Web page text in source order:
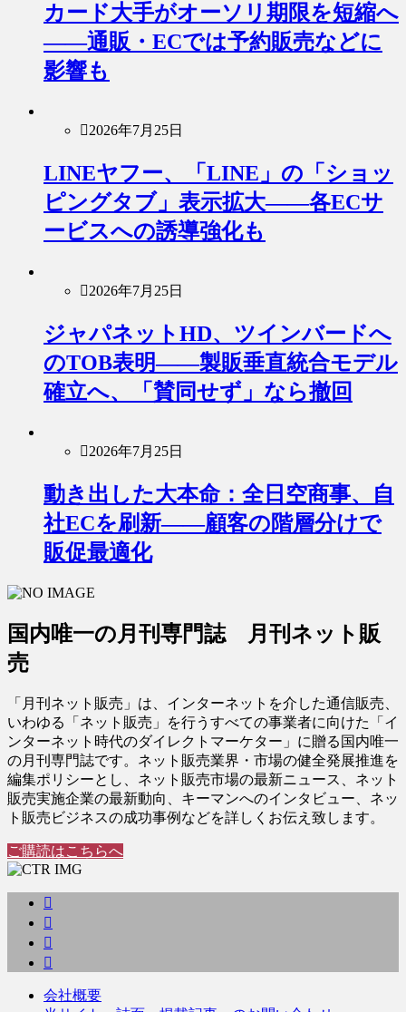
カード大手がオーソリ期限を短縮へ
――通販・ECでは予約販売などに
影響も
2026年7月25日
LINEヤフー、「LINE」の「ショッ
ピングタブ」表示拡大――各ECサ
ービスへの誘導強化も
2026年7月25日
ジャパネットHD、ツインバードへ
のTOB表明――製販垂直統合モデル
確立へ、「賛同せず」なら撤回
2026年7月25日
動き出した大本命：全日空商事、自
社ECを刷新――顧客の階層分けで
販促最適化
国内唯一の月刊専門誌 月刊ネット販
売
「月刊ネット販売」は、インターネットを介した通信販売、
いわゆる「ネット販売」を行うすべての事業者に向けた「イ
ンターネット時代のダイレクトマーケター」に贈る国内唯一
の月刊専門誌です。ネット販売業界・市場の健全発展推進を
編集ポリシーとし、ネット販売市場の最新ニュース、ネット
販売実施企業の最新動向、キーマンへのインタビュー、ネッ
ト販売ビジネスの成功事例などを詳しくお伝え致します。
ご購読はこちらへ
会社概要